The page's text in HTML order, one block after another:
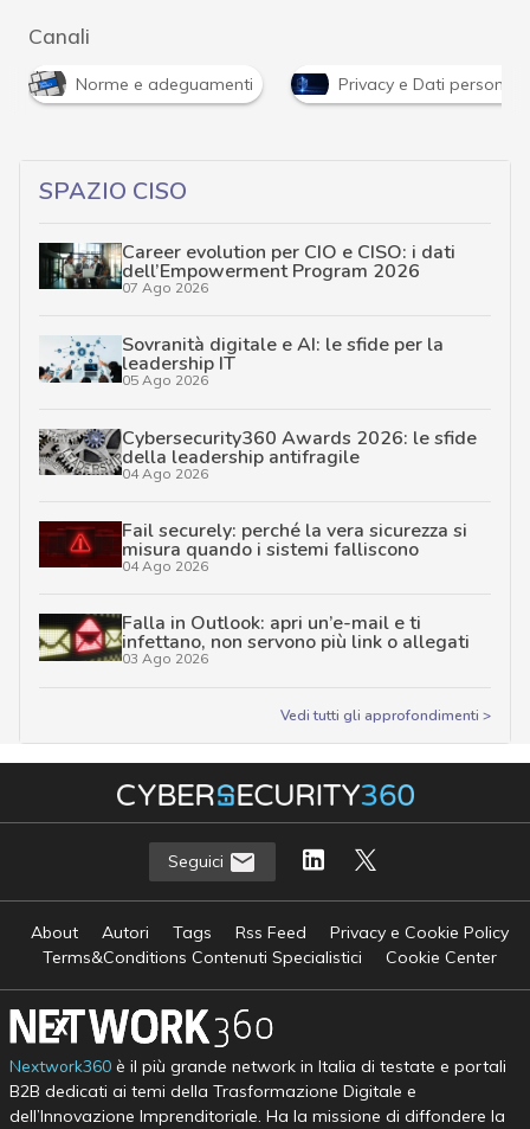
Canali
Norme e adeguamenti Privacy e Dati personali
SPAZIO CISO
Career evolution per CIO e CISO: i dati
dell’Empowerment Program 2026
07 Ago 2026
Sovranità digitale e AI: le sfide per la
leadership IT
05 Ago 2026
Cybersecurity360 Awards 2026: le sfide
della leadership antifragile
04 Ago 2026
Fail securely: perché la vera sicurezza si
misura quando i sistemi falliscono
04 Ago 2026
Falla in Outlook: apri un’e-mail e ti
infettano, non servono più link o allegati
03 Ago 2026
Vedi tutti gli approfondimenti >
Seguici
About Autori Tags Rss Feed
Privacy e Cookie Policy
Terms&Conditions Contenuti Specialistici
Cookie Center
Nextwork360è il più grande network in Italia di testate e portali
B2B dedicati ai temi della Trasformazione Digitale e
dell’Innovazione Imprenditoriale. Ha la missione di diffondere la